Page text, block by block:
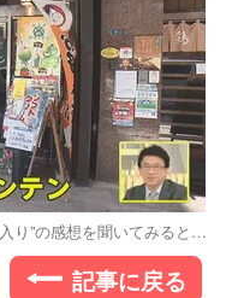
り”の感想を聞いてみると…
記事に戻る